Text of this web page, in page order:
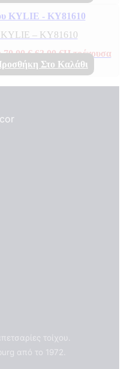
KYLIE – KY81610
€.63,00€Η τρέχουσα
Στο Καλάθι
τοίχου.
από το 1972.